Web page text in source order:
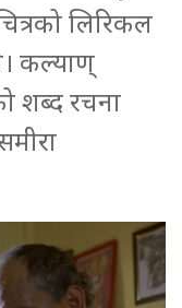
लिरिकल
कल्याण्
शब्द रचना